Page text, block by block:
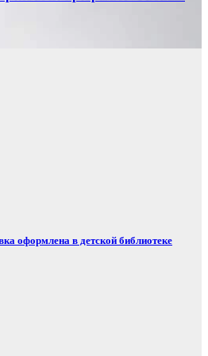
оформлена в детской библиотеке